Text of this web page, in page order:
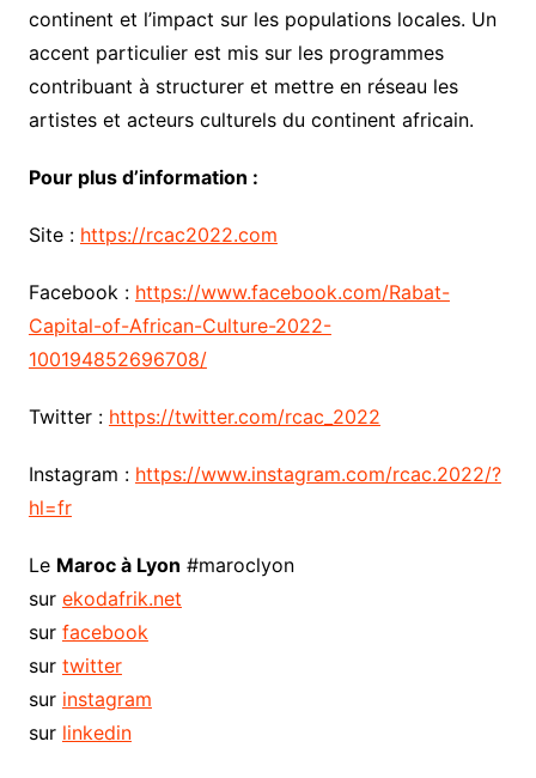
continent et l’impact sur les populations locales. Un
accent particulier est mis sur les programmes
contribuant à structurer et mettre en réseau les
artistes et acteurs culturels du continent africain.
Pour plus d’information :
Site : https://rcac2022.com
Facebook : https://www.facebook.com/Rabat-
Capital-of-African-Culture-2022-
100194852696708/
Twitter : https://twitter.com/rcac_2022
Instagram : https://www.instagram.com/rcac.2022/?
hl=fr
Le Maroc à Lyon #maroclyon
sur ekodafrik.net
sur facebook
sur twitter
sur instagram
sur linkedin